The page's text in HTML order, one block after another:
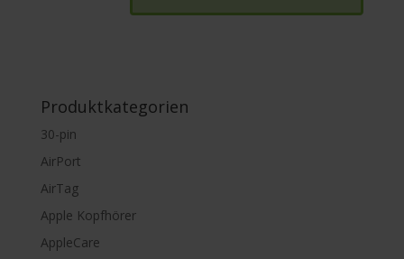
Produktkategorien
30-pin
AirPort
AirTag
Apple Kopfhörer
AppleCare